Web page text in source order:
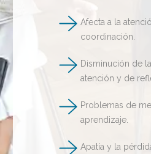
Afecta a la
coordinación.
Disminución de
atención y de
Problemas de
aprendizaje.
Apatía y la